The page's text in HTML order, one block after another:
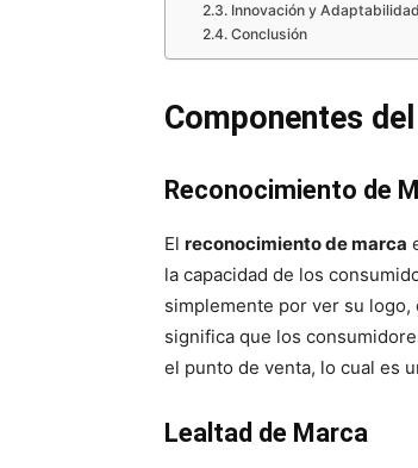
Innovación y Adaptabilidad
Conclusión
Componentes
Reconocimiento de
El reconocimiento de marca
la capacidad de los
simplemente por ver su
significa que los
el punto de venta, lo cual es
Lealtad de Marca